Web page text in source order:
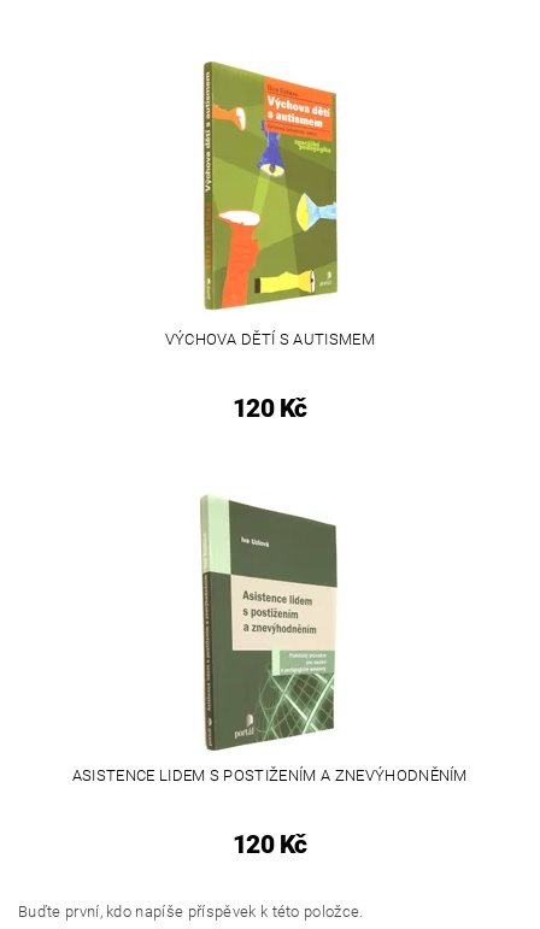
VÝCHOVA DĚTÍ S AUTISMEM
120 Kč
ASISTENCE LIDEM S POSTIŽENÍM A ZNEVÝHODNĚNÍM
120 Kč
Buďte první, kdo napíše příspěvek k této položce.